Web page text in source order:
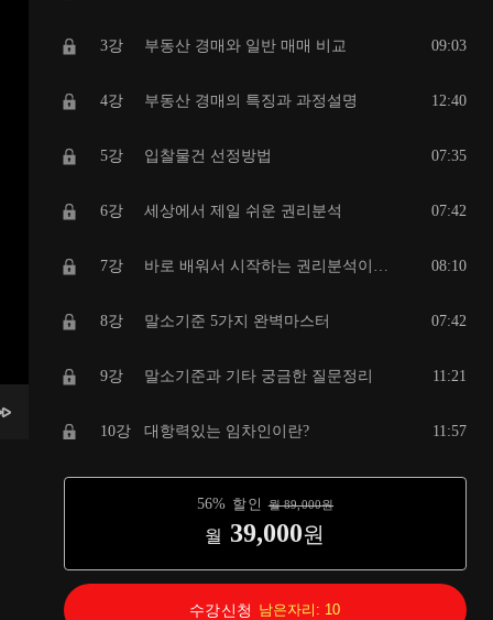
3강 부동산 경매와 일반 매매 비교 09:03
4강 부동산 경매의 특징과 과정설명 12:40
5강 입찰물건 선정방법 07:35
6강 세상에서 제일 쉬운 권리분석 07:42
7강 바로 배워서 시작하는 권리분석이해하기 08:10
8강 말소기준 5가지 완벽마스터 07:42
9강 말소기준과 기타 궁금한 질문정리 11:21
10강 대항력있는 임차인이란? 11:57
11:28
입찰 가격선정과 입찰시 주의사항
10:22
56% 할인 월89,000원
월 39,000원
수강신청 남은자리: 10